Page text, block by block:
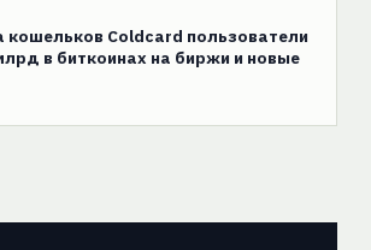
кошельков Coldcard пользователи
в биткоинах на биржи и новые